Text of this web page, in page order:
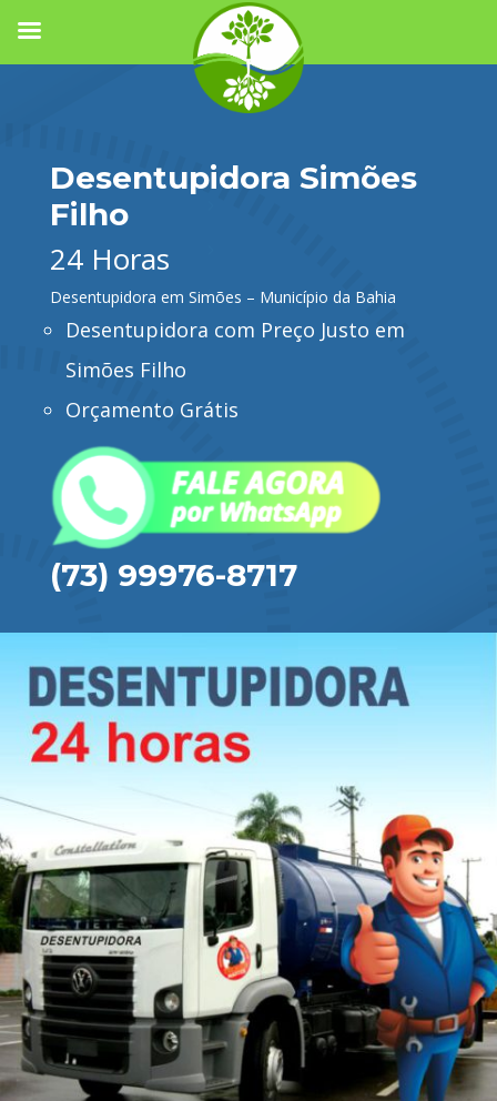
Desentupidora Simões
Filho
24 Horas
Desentupidora em Simões – Município da Bahia
Desentupidora com Preço Justo em
Simões Filho
Orçamento Grátis
(73) 99976-8717